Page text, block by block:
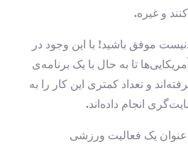
و غیره.
موفق باشید! با این وجود در
تا به حال با یک برنامه‌ی
و تعداد کمتری این کار را به
انجام داده‌اند.
یک فعالیت ورزشی